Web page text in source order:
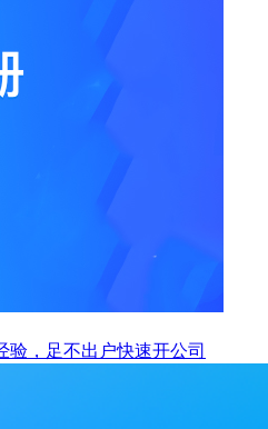
验，足不出户快速开公司